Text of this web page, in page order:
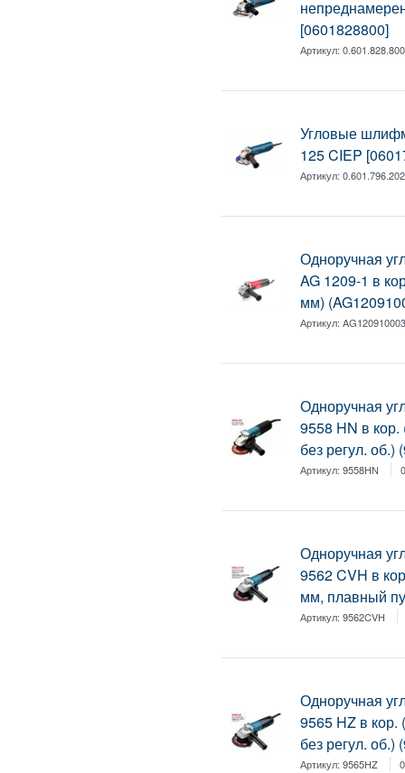
[0601828800]
Артикул:0.601.828.800
Угловые
125 CIEP
Артикул:0.601.796.202
Одноручная
AG 1209-1 в
мм)
Артикул:
Одноручная
9558 HN в
без регул. об.)
Артикул:9558HN
Одноручная
9562 CVH в
мм, плавный
Артикул:9562CVH
Одноручная
9565 HZ в кор.
без регул. об.)
Артикул:9565HZ